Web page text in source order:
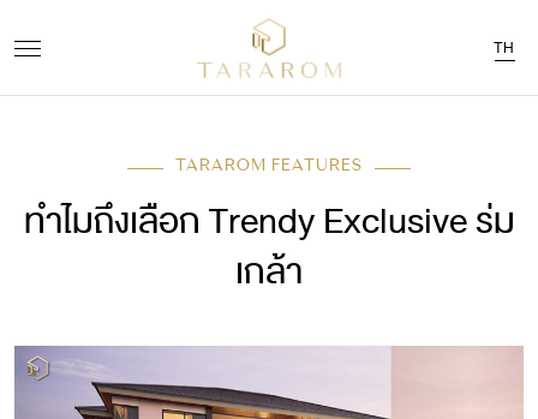
TH
TARAROM FEATURES
ทำไมถึงเลือก Trendy Exclusive ร่ม
เกล้า